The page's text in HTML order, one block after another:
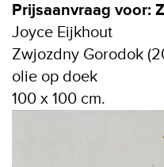
Prijsaanvraag voor:
Joyce Eijkhout
Zwjozdny Gorodok
olie op doek
100 x 100 cm.